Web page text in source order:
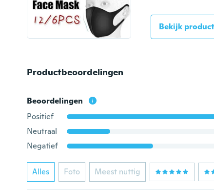
Bekijk
Productbeoordelingen
Beoordelingen
Positief
Neutraal
Negatief
Alles Foto Meest nuttig